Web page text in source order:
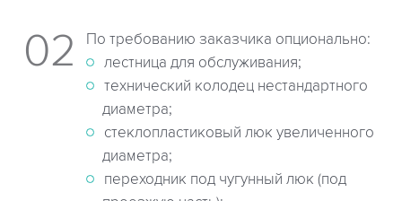
По требованию заказчика опционально:
лестница для обслуживания;
технический колодец нестандартного
диаметра;
стеклопластиковый люк увеличенного
диаметра;
переходник под чугунный люк (под